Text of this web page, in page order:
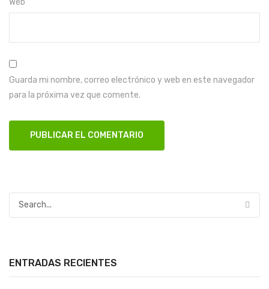
Web
Guarda mi nombre, correo electrónico y web en este navegador
para la próxima vez que comente.
ENTRADAS RECIENTES